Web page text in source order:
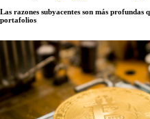
Las razones subyacentes son más profundas
portafolios